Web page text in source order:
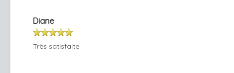
Diane
Très satisfaite